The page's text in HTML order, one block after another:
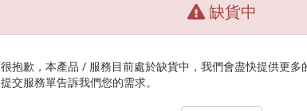
缺貨中
很抱歉，本產品 / 服務目前處於缺貨中，我們會盡快提供更多
提交服務單告訴我們您的需求。